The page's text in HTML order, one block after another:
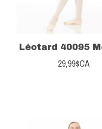
Léotard 40095
29,99$CA